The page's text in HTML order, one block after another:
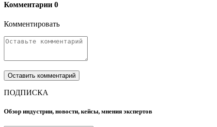
Комментарии 0
Комментировать
ПОДПИСКА
Обзор индустрии, новости, кейсы, мнения экспертов